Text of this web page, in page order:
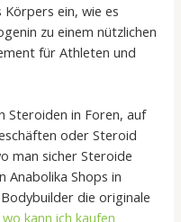
ein, wie es
zu einem nützlichen
für Athleten und
Steroiden in Foren, auf
oder Steroid
man sicher Steroide
Anabolika Shops in
die originale
kann ich kaufen